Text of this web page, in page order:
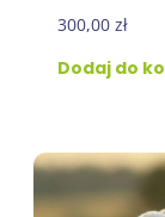
300,00 zł
Dodaj do